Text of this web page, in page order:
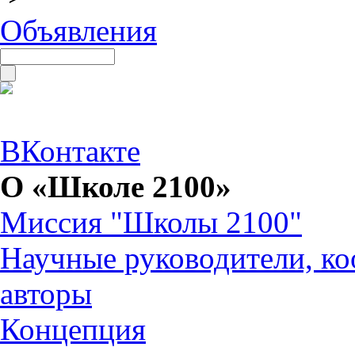
Объявления
ВКонтакте
О «Школе 2100»
Миссия "Школы 2100"
Научные руководители,
авторы
Концепция